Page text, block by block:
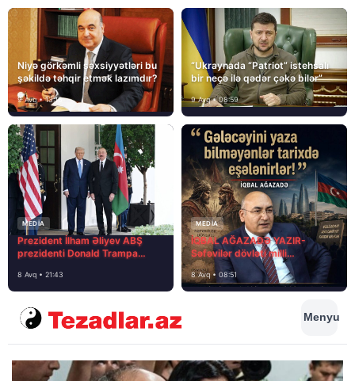
Niyə görkəmli şəxsiyyətləri bu
şəkildə təhqir etmək lazımdır?
9 Avq • 13:16
“Ukraynada “Patriot” istehsalı
bir neçə ilə qədər çəkə bilər”
9 Avq • 08:59
MEDİA
Prezident İlham Əliyev ABŞ
prezidenti Donald Trampa
8 Avq • 21:43
MEDİA
İQBAL AĞAZADƏ YAZIR-
Səfəvilər dövləti milli
dövlətdirmi?
8 Avq • 08:51
Menyu